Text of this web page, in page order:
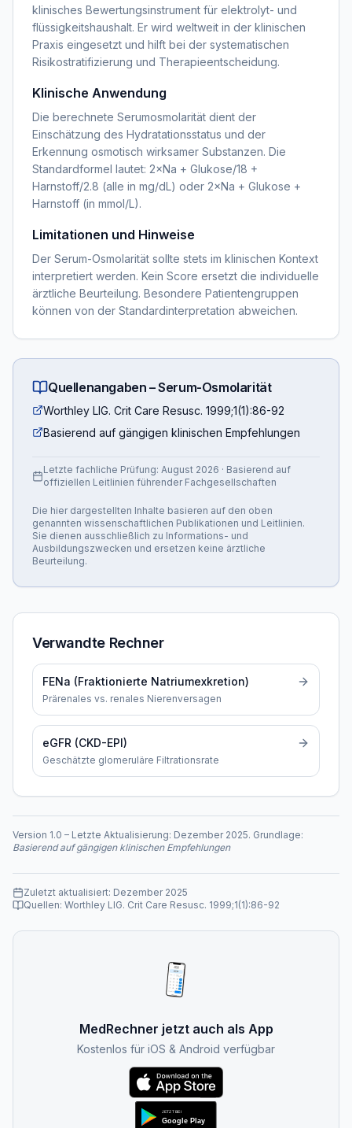
klinisches Bewertungsinstrument für elektrolyt- und
flüssigkeitshaushalt. Er wird weltweit in der klinischen
Praxis eingesetzt und hilft bei der systematischen
Risikostratifizierung und Therapieentscheidung.
Klinische Anwendung
Die berechnete Serumosmolarität dient der
Einschätzung des Hydratationsstatus und der
Erkennung osmotisch wirksamer Substanzen. Die
Standardformel lautet: 2×Na + Glukose/18 +
Harnstoff/2.8 (alle in mg/dL) oder 2×Na + Glukose +
Harnstoff (in mmol/L).
Limitationen und Hinweise
Der Serum-Osmolarität sollte stets im klinischen Kontext
interpretiert werden. Kein Score ersetzt die individuelle
ärztliche Beurteilung. Besondere Patientengruppen
können von der Standardinterpretation abweichen.
Quellenangaben –Serum-Osmolarität
Worthley LIG. Crit Care Resusc. 1999;1(1):86-92
Basierend auf gängigen klinischen Empfehlungen
Letzte fachliche Prüfung: August 2026 · Basierend auf
offiziellen Leitlinien führender Fachgesellschaften
Die hier dargestellten Inhalte basieren auf den oben
genannten wissenschaftlichen Publikationen und Leitlinien.
Sie dienen ausschließlich zu Informations- und
Ausbildungszwecken und ersetzen keine ärztliche
Beurteilung.
Verwandte Rechner
FENa (Fraktionierte Natriumexkretion)
Prärenales vs. renales Nierenversagen
eGFR (CKD-EPI)
Geschätzte glomeruläre Filtrationsrate
Version 1.0 – Letzte Aktualisierung: Dezember 2025. Grundlage:
Basierend auf gängigen klinischen Empfehlungen
Zuletzt aktualisiert: Dezember 2025
Quellen: Worthley LIG. Crit Care Resusc. 1999;1(1):86-92
MedRechner jetzt auch als App
Kostenlos für iOS & Android verfügbar